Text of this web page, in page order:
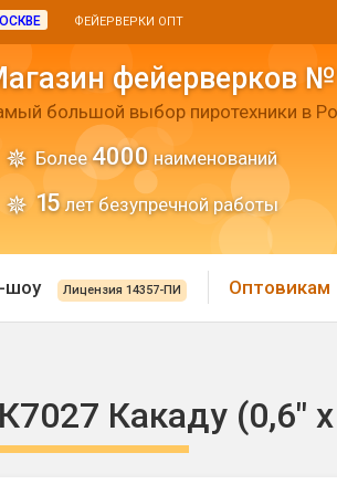
ФЕЙЕРВЕРКИ ОПТ
фейерверков
большой выбор пиротехники в
Более 4000 наименований
15 лет безупречной работы
Хлопушки и
шоу Лицензия 14357-ПИ Оптовикам
Какаду (0,6"